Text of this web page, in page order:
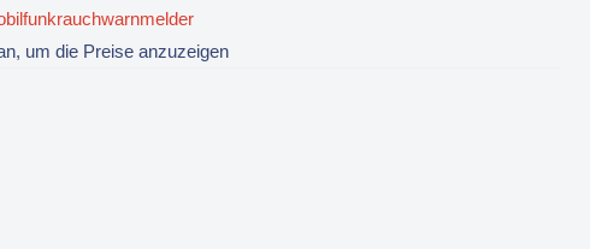
um die Preise anzuzeigen